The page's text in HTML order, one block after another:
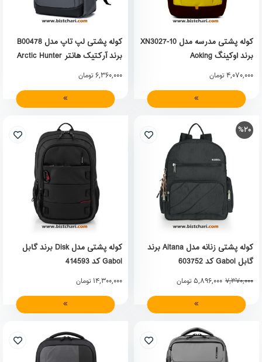
کوله پشتی مدرسه مدل XN3027-10
برند اوکینگ Aoking
4,070,000 تومان
کوله پشتی لپ تاپ مدل B00478
برند آرکتیک هانتر Arctic Hunter
6,360,000 تومان
کوله پشتی زنانه مدل Aitana برند
گابل Gabol کد 603752
7,370,000
5,896,000 تومان
%20
کوله پشتی مدل Disk برند گابل
Gabol کد 414593
14,300,000 تومان